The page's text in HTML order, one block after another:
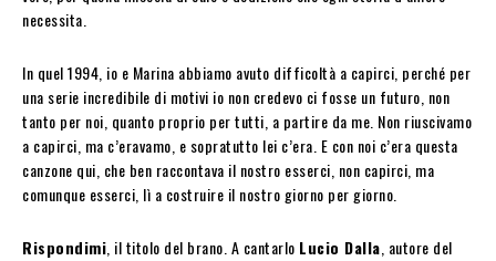
necessita.
In quel 1994, io e Marina abbiamo avuto difficoltà a capirci, perché per
una serie incredibile di motivi io non credevo ci fosse un futuro, non
tanto per noi, quanto proprio per tutti, a partire da me. Non riuscivamo
a capirci, ma c’eravamo, e sopratutto lei c’era. E con noi c’era questa
canzone qui, che ben raccontava il nostro esserci, non capirci, ma
comunque esserci, lì a costruire il nostro giorno per giorno.
Rispondimi , il titolo del brano. A cantarlo Lucio Dalla , autore del